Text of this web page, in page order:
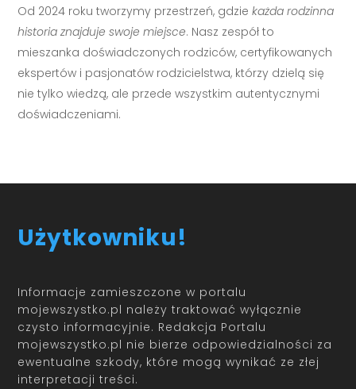
Od 2024 roku tworzymy przestrzeń, gdziekażda rodzinna
historia znajduje swoje miejsce. Nasz zespół to
mieszanka doświadczonych rodziców, certyfikowanych
ekspertów i pasjonatów rodzicielstwa, którzy dzielą się
nie tylko wiedzą, ale przede wszystkim autentycznymi
doświadczeniami.
Użytkowniku!
Informacje zamieszczone w portalu
mojewszystko.pl należy traktować wyłącznie
czysto informacyjnie. Redakcja Portalu
mojewszystko.pl nie bierze odpowiedzialności za
ewentualne szkody, które mogą wynikać ze złej
interpretacji treści.